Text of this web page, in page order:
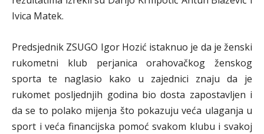
Ivica Matek.
Predsjednik ZSUGO Igor Hozić istaknuo je da je ženski
rukometni klub perjanica orahovačkog ženskog
sporta te naglasio kako u zajednici znaju da je
rukomet posljednjih godina bio dosta zapostavljen i
da se to polako mijenja što pokazuju veća ulaganja u
sport i veća financijska pomoć svakom klubu i svakoj